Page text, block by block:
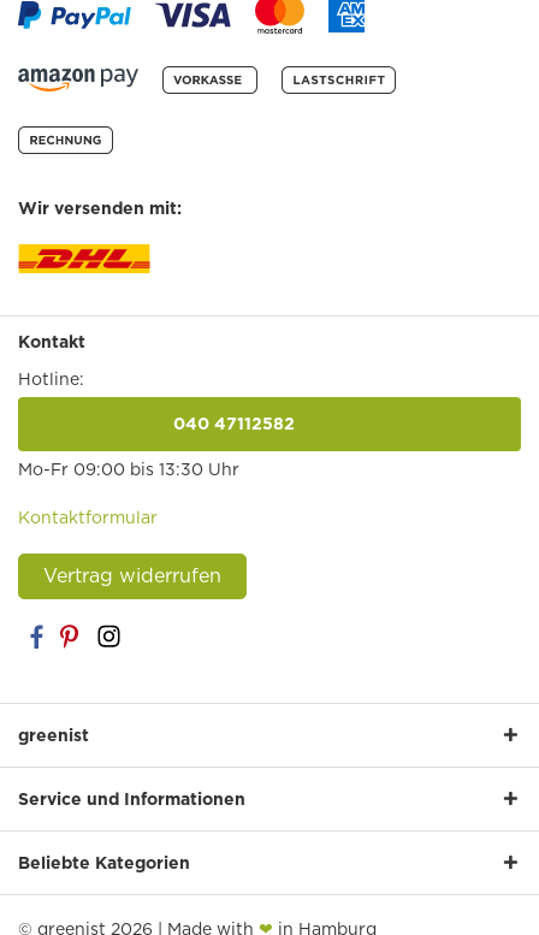
Wir versenden mit:
Kontakt
Hotline:
040 47112582
Mo-Fr 09:00 bis 13:30 Uhr
Kontaktformular
Vertrag widerrufen
greenist
Service und Informationen
Beliebte Kategorien
© greenist 2026 | Made with ❤ in Hamburg